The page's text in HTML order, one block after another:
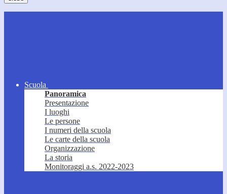
Scuola
Panoramica
Presentazione
I luoghi
Le persone
I numeri della scuola
Le carte della scuola
Organizzazione
La storia
Monitoraggi a.s. 2022-2023